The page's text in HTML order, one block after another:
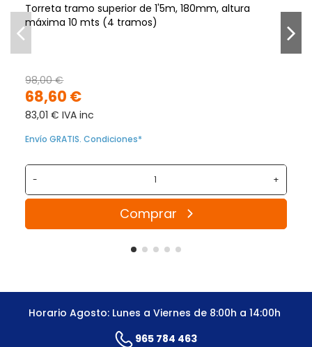
Torreta tramo superior de 1'5m, 180mm, altura
máxima 10 mts (4 tramos)
68,60 €
98,00 €
83,01 € IVA inc
Envío GRATIS. Condiciones*
- +
Comprar
Horario Agosto: Lunes a Viernes de 8:00h a 14:00h
965 784 463